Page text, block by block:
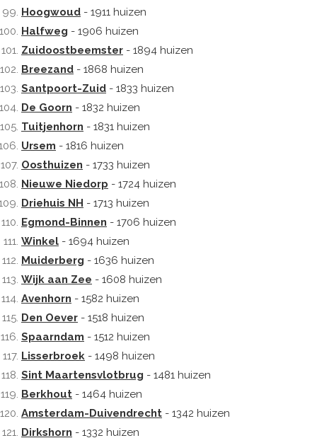
Hoogwoud - 1911 huizen
Halfweg - 1906 huizen
Zuidoostbeemster - 1894 huizen
Breezand - 1868 huizen
Santpoort-Zuid - 1833 huizen
De Goorn - 1832 huizen
Tuitjenhorn - 1831 huizen
Ursem - 1816 huizen
Oosthuizen - 1733 huizen
Nieuwe Niedorp - 1724 huizen
Driehuis NH - 1713 huizen
Egmond-Binnen - 1706 huizen
Winkel - 1694 huizen
Muiderberg - 1636 huizen
Wijk aan Zee - 1608 huizen
Avenhorn - 1582 huizen
Den Oever - 1518 huizen
Spaarndam - 1512 huizen
Lisserbroek - 1498 huizen
Sint Maartensvlotbrug - 1481 huizen
Berkhout - 1464 huizen
Amsterdam-Duivendrecht - 1342 huizen
Dirkshorn - 1332 huizen